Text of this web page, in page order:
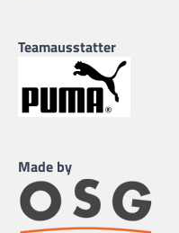
Teamausstatter
Made by